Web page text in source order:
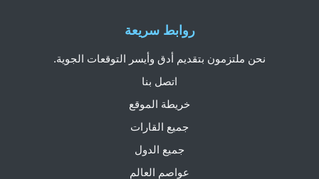
روابط سريعة
نحن ملتزمون بتقديم أدق وأيسر التوقعات الجوية.
اتصل بنا
خريطة الموقع
جميع القارات
جميع الدول
عواصم العالم